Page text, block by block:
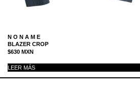
N O N A M E
BLAZER CROP
$630 MXN
LEER MÁS